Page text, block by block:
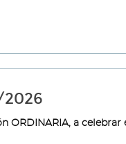
ORDINARIA, a